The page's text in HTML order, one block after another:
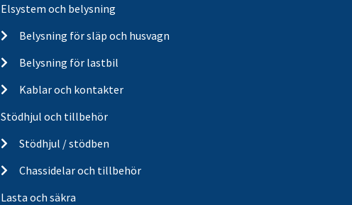
Elsystem och belysning
Belysning för släp och husvagn
Belysning för lastbil
Kablar och kontakter
Stödhjul och tillbehör
Stödhjul / stödben
Chassidelar och tillbehör
Lasta och säkra